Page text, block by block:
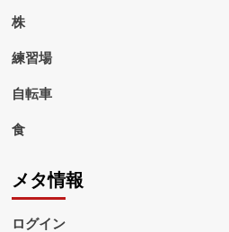
株
練習場
自転車
食
メタ情報
ログイン